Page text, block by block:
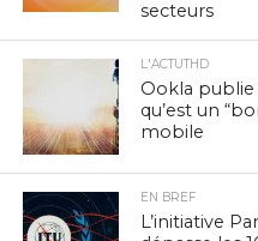
secteurs
L'ACTUTHD
Ookla
qu’est un
mobile
EN BREF
L’initiative